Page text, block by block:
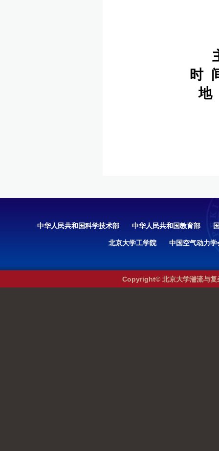
时
地
中华人民共和国科学技术部 中华人民共和国教育部
北京大学工学院 中国空气动力学
Copyright© 北京大学湍流与